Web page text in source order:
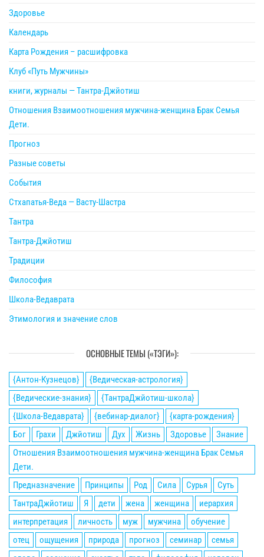
Здоровье
Календарь
Карта Рождения – расшифровка
Клуб «Путь Мужчины»
книги, журналы — Тантра-Джйотиш
Отношения Взаимоотношения мужчина-женщина Брак Семья
Дети.
Прогноз
Разные советы
События
Стхапатья-Веда — Васту-Шастра
Тантра
Тантра-Джйотиш
Традиции
Философия
Школа-Ведаврата
Этимология и значение слов
ОСНОВНЫЕ ТЕМЫ («ТЭГИ»):
{Антон-Кузнецов}
{Ведическая-астрология}
{Ведические-знания}
{ТантраДжйотиш-школа}
{Школа-Ведаврата}
{вебинар-диалог}
{карта-рождения}
Бог
Грахи Джйотиш Дух Жизнь Здоровье
Знание
Отношения Взаимоотношения мужчина-женщина Брак Семья
Дети.
Предназначение
Принципы Род Сила Сурья
Суть
ТантраДжйотиш
Я дети жена женщина
иерархия
интерпретация
личность муж мужчина
обучение
отец
ощущения природа прогноз семинар
семья